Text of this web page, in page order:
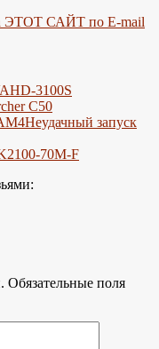
ЭТОТ САЙТ по E-mail
3100S
C50
Неудачный запуск
70M-F
Обязательные поля